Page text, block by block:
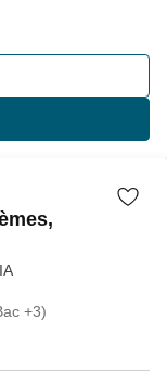
+3)